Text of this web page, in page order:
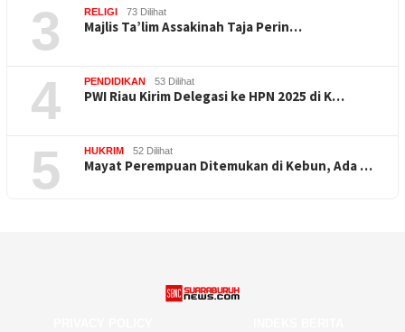
3 RELIGI 73 Dilihat
Majlis Ta’lim Assakinah Taja Perin…
4 PENDIDIKAN 53 Dilihat
PWI Riau Kirim Delegasi ke HPN 2025 di K…
5 HUKRIM 52 Dilihat
Mayat Perempuan Ditemukan di Kebun, Ada …